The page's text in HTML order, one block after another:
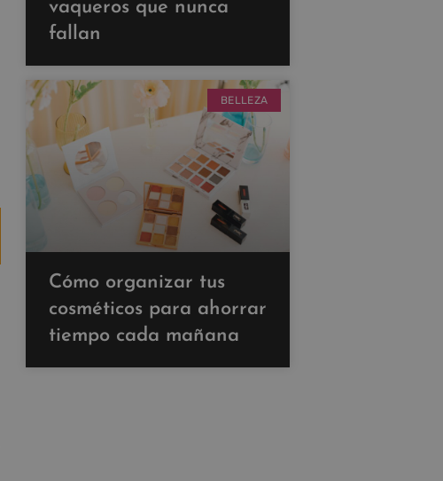
vaqueros que nunca
fallan
BELLEZA
Cómo organizar tus
cosméticos para ahorrar
tiempo cada mañana